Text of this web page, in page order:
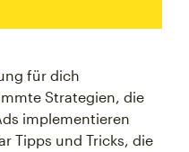
für dich
Strategien, die
implementieren
Tipps und Tricks, die